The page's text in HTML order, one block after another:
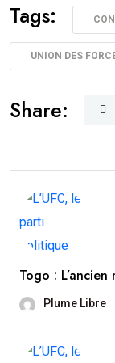
Tags:
UNION DES
Share:
Togo : L’ancien
Plume Libre